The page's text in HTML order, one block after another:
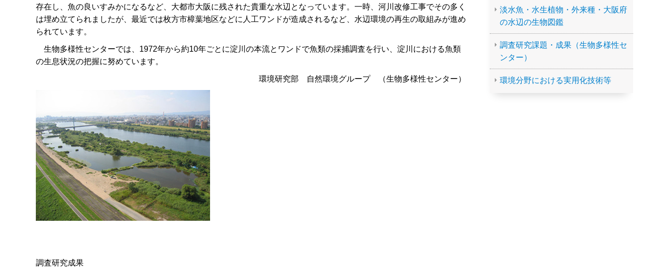
存在し、魚の良いすみかになるなど、大都市大阪に残された貴重な水辺となっています。一時、河川改修工事でその多く
は埋め立てられましたが、最近では枚方市樟葉地区などに人工ワンドが造成されるなど、水辺環境の再生の取組みが進め
られています。
生物多様性センターでは、1972年から約10年ごとに淀川の本流とワンドで魚類の採捕調査を行い、淀川における魚類
の生息状況の把握に努めています。
環境研究部 自然環境グループ （生物多様性センター）
調査研究成果
淡水魚・水生植物・外来種・大阪府
の水辺の生物図鑑
調査研究課題・成果（生物多様性セ
ンター）
環境分野における実用化技術等